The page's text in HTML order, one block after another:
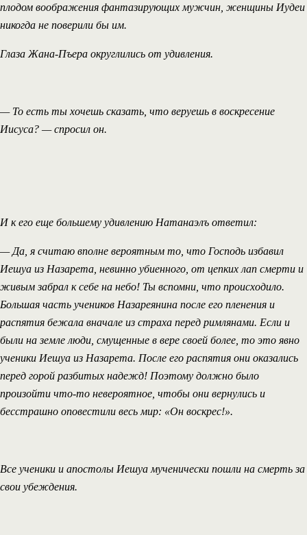
плодом воображения фантазирующих мужчин, женщины Иудеи
никогда не поверили бы им.
Глаза Жана-Пъера округлились от удивления.
— То есть ты хочешь сказать, что веруешь в воскресение
Иисуса? — спросил он.
И к его еще большему удивлению Натанаэлъ ответил:
— Да, я считаю вполне вероятным то, что Господь избавил
Иешуа из Назарета, невинно убиенного, от цепких лап смерти и
живым забрал к себе на небо! Ты вспомни, что происходило.
Большая часть учеников Назареянина после его пленения и
распятия бежала вначале из страха перед римлянами. Если и
были на земле люди, смущенные в вере своей более, то это явно
ученики Иешуа из Назарета. После его распятия они оказались
перед горой разбитых надежд! Поэтому должно было
произойти что-то невероятное, чтобы они вернулись и
бесстрашно оповестили весь мир: «Он воскрес!».
Все ученики и апостолы Иешуа мученически пошли на смерть за
свои убеждения.